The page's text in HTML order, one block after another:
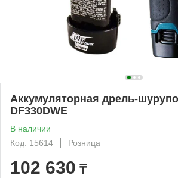
Аккумуляторная дрель-
DF330DWE
В наличии
Код: 15614
Розница
102 630 ₸